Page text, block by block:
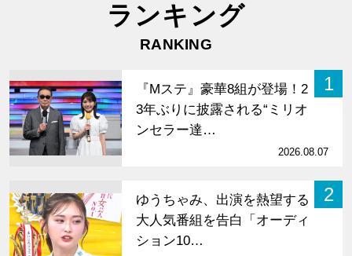
ランキング
RANKING
1
『Mステ』豪華8組が登場！2
3年ぶりに披露される“ミリオ
ンセラー達…
2026.08.07
2
ゆうちゃみ、出演を熱望する
大人気番組を告白「オーディ
ション10…